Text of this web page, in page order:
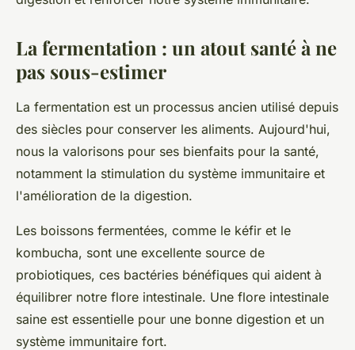
La fermentation : un atout santé à ne
pas sous-estimer
La fermentation est un processus ancien utilisé depuis
des siècles pour conserver les aliments. Aujourd'hui,
nous la valorisons pour ses bienfaits pour la santé,
notamment la stimulation du système immunitaire et
l'amélioration de la digestion.
Les boissons fermentées, comme le kéfir et le
kombucha, sont une excellente source de
probiotiques, ces bactéries bénéfiques qui aident à
équilibrer notre flore intestinale. Une flore intestinale
saine est essentielle pour une bonne digestion et un
système immunitaire fort.